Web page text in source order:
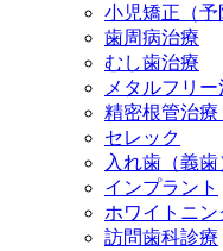
小児矯正（予
歯周病治療
むし歯治療
メタルフリー
精密根管治療
セレック
入れ歯（義歯
インプラント
ホワイトニン
訪問歯科診療